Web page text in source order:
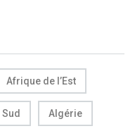
Afrique de l’Est
Algérie